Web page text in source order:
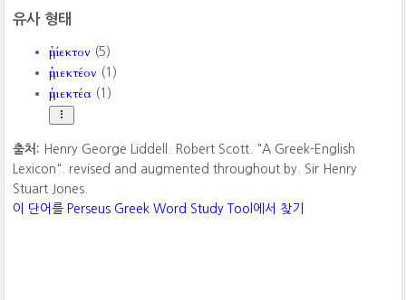
유사 형태
ἡμίεκτον (5)
ἡμιεκτέον (1)
ἡμιεκτέα (1)
출처: Henry George Liddell. Robert Scott. "A Greek-English
Lexicon". revised and augmented throughout by. Sir Henry
Stuart Jones.
이 단어를 Perseus Greek Word Study Tool에서 찾기